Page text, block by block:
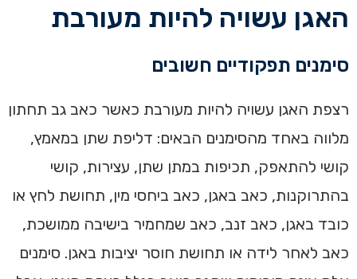
האגן עשויה להיות מעורבת
סימנים תפקודיים חשובים
רצפת האגן עשויה להיות מעורבת כאשר כאב גב תחתון
מלווה באחד מהסימנים הבאים: דליפת שתן במאמץ,
קושי להתאפק, תכיפות במתן שתן, עצירות, קושי
בהתרוקנות, כאב באגן, כאב ביחסי מין, תחושת לחץ או
כובד באגן, כאב זנב, כאב שמחמיר בישיבה ממושכת,
כאב לאחר לידה או תחושת חוסר יציבות באגן. סימנים